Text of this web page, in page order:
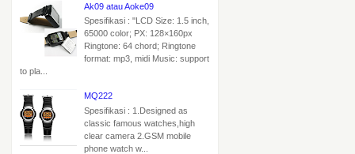
Ak09 atau Aoke09
Spesifikasi : "LCD Size: 1.5 inch,
65000 color; PX: 128×160px
Ringtone: 64 chord; Ringtone
format: mp3, midi Music: support
to pla...
MQ222
Spesifikasi : 1.Designed as
classic famous watches,high
clear camera 2.GSM mobile
phone watch w...